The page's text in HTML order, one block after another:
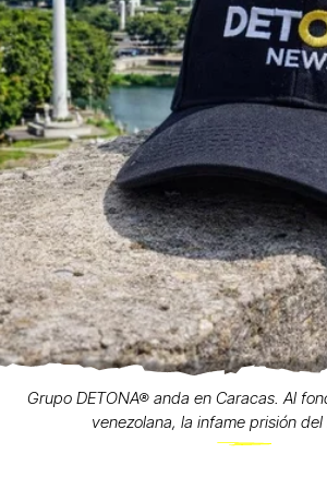
Grupo DETONA® anda en Caracas. Al
venezolana, la infame prisión del